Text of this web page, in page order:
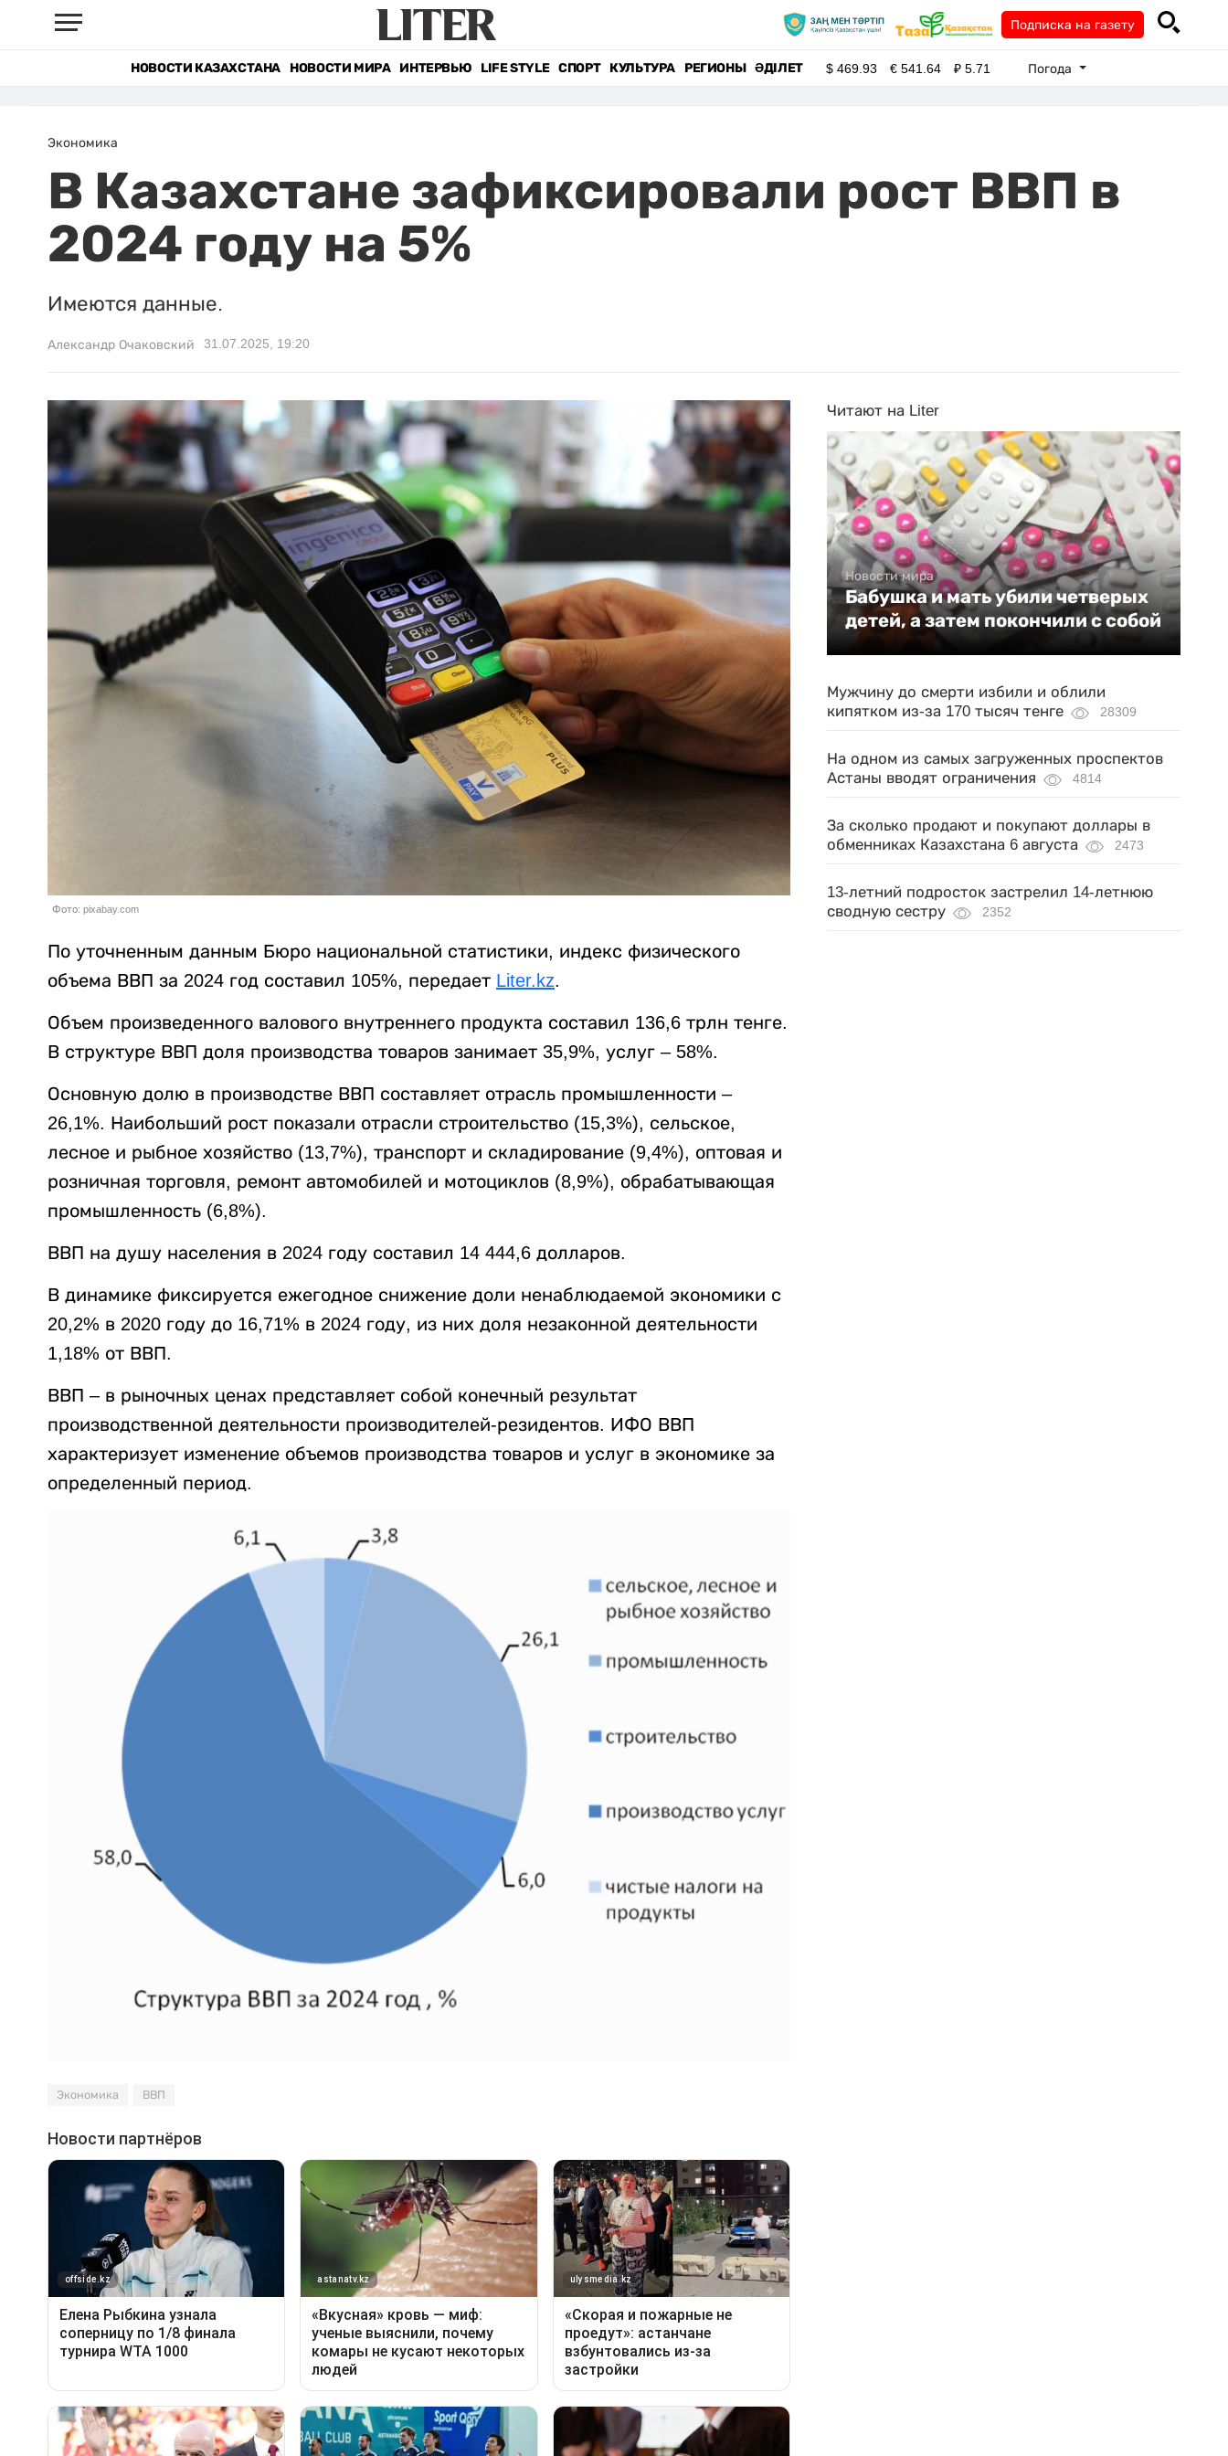
Подписка на газету
НОВОСТИ КАЗАХСТАНА НОВОСТИ МИРА ИНТЕРВЬЮ LIFE STYLE СПОРТ КУЛЬТУРА РЕГИОНЫ ӘДІЛЕТ $469.93 €541.64 ₽5.71 Погода
Экономика
В Казахстане зафиксировали рост ВВП в
2024 году на 5%
Имеются данные.
Александр Очаковский 31.07.2025, 19:20
Фото: pixabay.com
По уточненным данным Бюро национальной статистики, индекс физического
объема ВВП за 2024 год составил 105%, передает Liter.kz.
Объем произведенного валового внутреннего продукта составил 136,6 трлн тенге.
В структуре ВВП доля производства товаров занимает 35,9%, услуг – 58%.
Основную долю в производстве ВВП составляет отрасль промышленности –
26,1%. Наибольший рост показали отрасли строительство (15,3%), сельское,
лесное и рыбное хозяйство (13,7%), транспорт и складирование (9,4%), оптовая и
розничная торговля, ремонт автомобилей и мотоциклов (8,9%), обрабатывающая
промышленность (6,8%).
ВВП на душу населения в 2024 году составил 14 444,6 долларов.
В динамике фиксируется ежегодное снижение доли ненаблюдаемой экономики с
20,2% в 2020 году до 16,71% в 2024 году, из них доля незаконной деятельности
1,18% от ВВП.
ВВП – в рыночных ценах представляет собой конечный результат
производственной деятельности производителей-резидентов. ИФО ВВП
характеризует изменение объемов производства товаров и услуг в экономике за
определенный период.
Экономика ВВП
Читают на Liter
Новости мира
Бабушка и мать убили четверых
детей, а затем покончили с собой
Мужчину до смерти избили и облили
кипятком из-за 170 тысяч тенге
28309
На одном из самых загруженных проспектов
Астаны вводят ограничения
4814
За сколько продают и покупают доллары в
обменниках Казахстана 6 августа
2473
13-летний подросток застрелил 14-летнюю
сводную сестру
2352